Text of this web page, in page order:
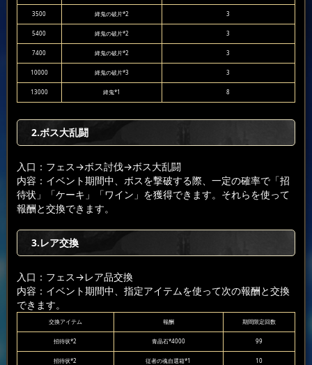
3500 絳鬼の破片*2 3
5400 絳鬼の破片*2 3
7400 絳鬼の破片*2 3
10000 絳鬼の破片*3 3
13000 絳鬼*1 8
2.ボス大乱闘
入口：フェス→ボス討伐→ボス大乱闘
内容：イベント期間中、ボスを撃破する際、一定の確率で「招
待状」「ケーキ」「ワイン」を獲得できます。それらを使って
報酬と交換できます。
3.レア交換
入口：フェス→レア品交換
内容：イベント期間中、指定アイテムを使って次の報酬と交換
できます。
交換アイテム 報酬 期間限定回数
招待状*2 青晶石*4000 99
招待状*2 従者の魂自選箱*1 10